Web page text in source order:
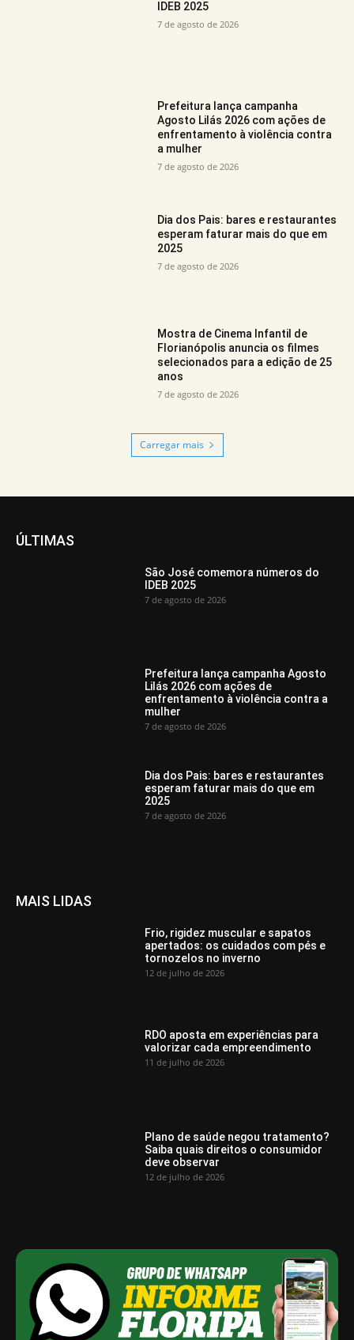
IDEB 2025
7 de agosto de 2026
Prefeitura lança campanha
Agosto Lilás 2026 com ações de
enfrentamento à violência contra
a mulher
7 de agosto de 2026
Dia dos Pais: bares e restaurantes
esperam faturar mais do que em
2025
7 de agosto de 2026
Mostra de Cinema Infantil de
Florianópolis anuncia os filmes
selecionados para a edição de 25
anos
7 de agosto de 2026
Carregar mais
ÚLTIMAS
São José comemora números do
IDEB 2025
7 de agosto de 2026
Prefeitura lança campanha Agosto
Lilás 2026 com ações de
enfrentamento à violência contra a
mulher
7 de agosto de 2026
Dia dos Pais: bares e restaurantes
esperam faturar mais do que em
2025
7 de agosto de 2026
MAIS LIDAS
Frio, rigidez muscular e sapatos
apertados: os cuidados com pés e
tornozelos no inverno
12 de julho de 2026
RDO aposta em experiências para
valorizar cada empreendimento
11 de julho de 2026
Plano de saúde negou tratamento?
Saiba quais direitos o consumidor
deve observar
12 de julho de 2026